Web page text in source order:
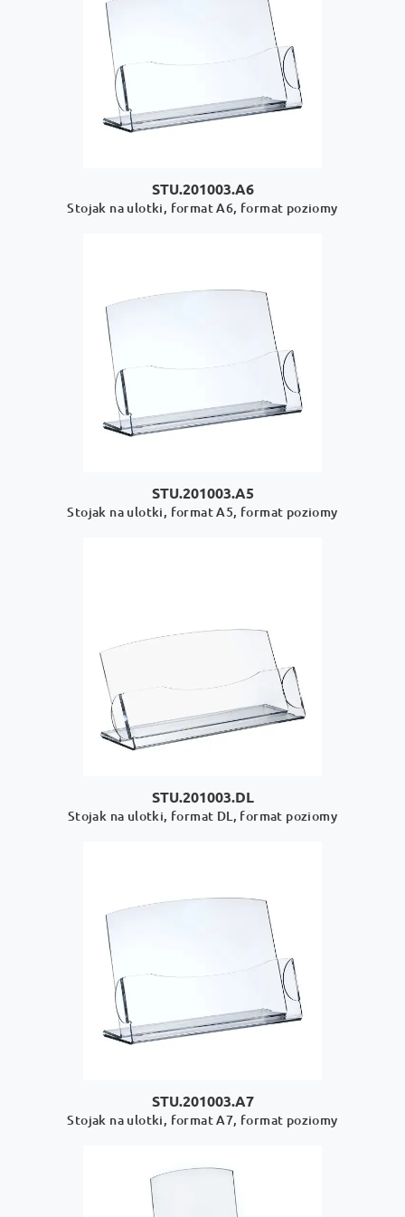
STU.201003.A6
Stojak na ulotki, format A6, format poziomy
STU.201003.A5
Stojak na ulotki, format A5, format poziomy
STU.201003.DL
Stojak na ulotki, format DL, format poziomy
STU.201003.A7
Stojak na ulotki, format A7, format poziomy